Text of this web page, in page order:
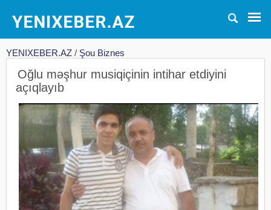
YENIXEBER.AZ / Şou Biznes
Oğlu məşhur musiqiçinin intihar etdiyini
açıqlayıb